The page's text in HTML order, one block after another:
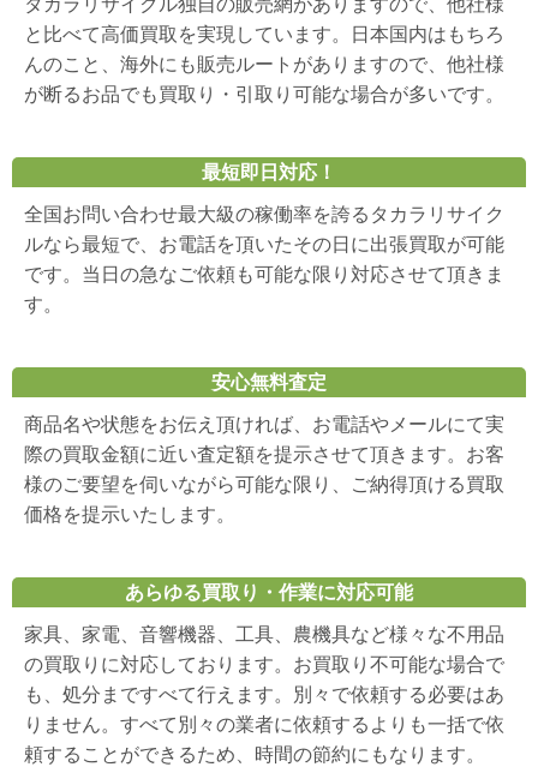
タカラリサイクル独自の販売網がありますので、他社様
と比べて高価買取を実現しています。日本国内はもちろ
んのこと、海外にも販売ルートがありますので、他社様
が断るお品でも買取り・引取り可能な場合が多いです。
最短即日対応！
全国お問い合わせ最大級の稼働率を誇るタカラリサイク
ルなら最短で、お電話を頂いたその日に出張買取が可能
です。当日の急なご依頼も可能な限り対応させて頂きま
す。
安心無料査定
商品名や状態をお伝え頂ければ、お電話やメールにて実
際の買取金額に近い査定額を提示させて頂きます。お客
様のご要望を伺いながら可能な限り、ご納得頂ける買取
価格を提示いたします。
あらゆる買取り・作業に対応可能
家具、家電、音響機器、工具、農機具など様々な不用品
の買取りに対応しております。お買取り不可能な場合で
も、処分まですべて行えます。別々で依頼する必要はあ
りません。すべて別々の業者に依頼するよりも一括で依
頼することができるため、時間の節約にもなります。